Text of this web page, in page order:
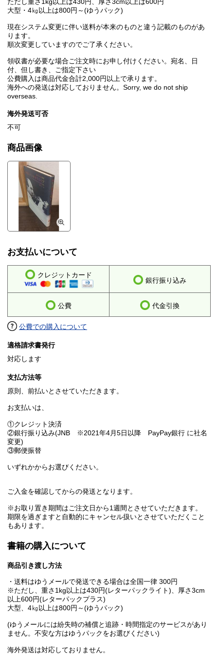
大型・4㎏以上は800円～(ゆうパック)
現在システム変更に伴い送料が本来のものと違う記載のものがあ
ります。
順次変更していますのでご了承ください。
領収書が必要な場合ご注文時にお申し付けください。宛名、日
付、但し書き、ご指定下さい
公費購入は商品代金合計2,000円以上で承ります。
海外への発送は対応しておりません。Sorry, we do not ship
overseas.
海外発送可否
不可
商品画像
お支払いについて
クレジットカード
銀行振り込み
公費 代金引換
公費での購入について
適格請求書発行
対応します
支払方法等
原則、前払いとさせていただきます。
お支払いは、
①クレジット決済
②銀行振り込み(JNB ※2021年4月5日以降 PayPay銀行 に社名
変更)
③郵便振替
いずれかからお選びください。
ご入金を確認してからの発送となります。
※お取り置き期間はご注文日から1週間とさせていただきます。
期限を過ぎますと自動的にキャンセル扱いとさせていただくこと
もあります。
書籍の購入について
商品引き渡し方法
・送料はゆうメールで発送できる場合は全国一律 300円
※ただし、重さ1kg以上は430円(レターパックライト)、厚さ3cm
以上600円(レターパックプラス)
大型、4㎏以上は800円～(ゆうパック)
(ゆうメールには紛失時の補償と追跡・時間指定のサービスがあり
ません。不安な方はゆうパックをお選びください)
海外発送は対応しておりません。